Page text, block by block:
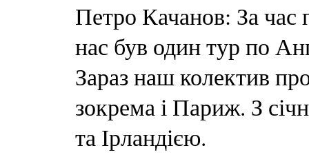
Петро Качанов: За час
нас був один тур по
Зараз наш колектив
зокрема і Париж. З
та Ірландією.